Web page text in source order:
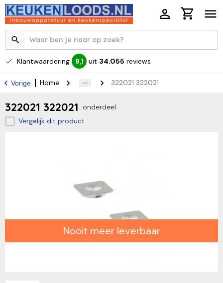
Klantwaardering 9,1 uit 34.055 reviews
Vorige Home 322021 322021
322021 322021
onderdeel
Vergelijk dit product
Nooit meer leverbaar